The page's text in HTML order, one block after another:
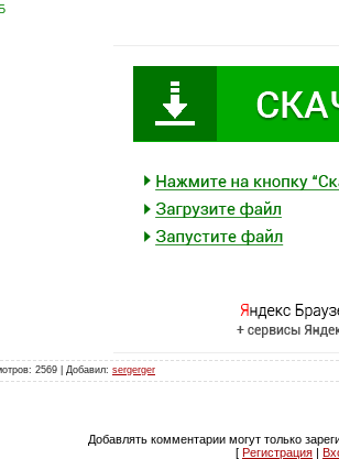
2569 | Добавил: sergerger
Добавлять комментарии могут только
[ Регистрация |